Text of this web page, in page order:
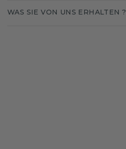
WAS SIE VON UNS ERHALTEN ?